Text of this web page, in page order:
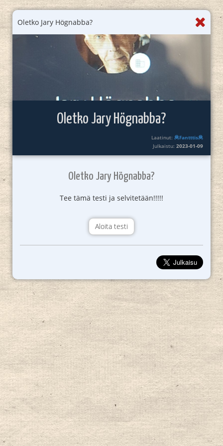
Oletko Jary Högnabba?
Oletko Jary Högnabba?
Laatinut:🦧Fantttis🦧
Julkaistu:2023-01-09
Oletko Jary Högnabba?
Tee tämä testi ja selvitetään!!!!!
Aloita testi